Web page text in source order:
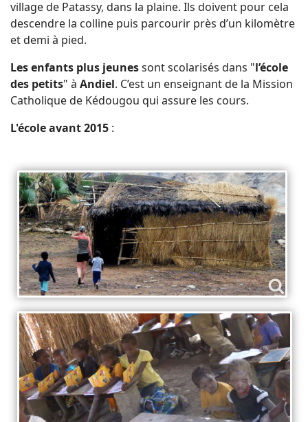
village de Patassy, dans la plaine. Ils doivent pour cela
descendre la colline puis parcourir près d’un kilomètre
et demi à pied.
Les enfants plus jeunessont scolarisés dans "l’école
des petits" à Andiel. C’est un enseignant de la Mission
Catholique de Kédougou qui assure les cours.
L'école avant 2015 :